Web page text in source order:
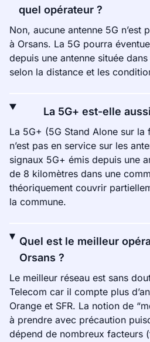
quel opérateur ?
Non, aucune antenne 5G n’est
à Orsans. La 5G pourra
depuis une antenne située
selon la distance et les
La 5G+ est-elle
La 5G+ (5G Stand Alone sur la
n’est pas en service sur les
signaux 5G+ émis depuis une
de 8 kilomètres dans une
théoriquement couvrir
la commune.
Quel est le meilleur
Orsans ?
Le meilleur réseau est sans
Telecom car il compte plus
Orange et SFR. La notion de
à prendre avec précaution
dépend de nombreux facteurs